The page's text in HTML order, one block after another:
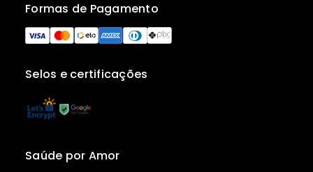
Selos e certificações
Formas de Pagamento
Saúde por Amor